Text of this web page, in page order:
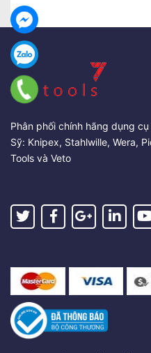
Phân phối chính hãng dụng
Sỹ: Knipex, Stahlwille, Wera,
Tools và Veto